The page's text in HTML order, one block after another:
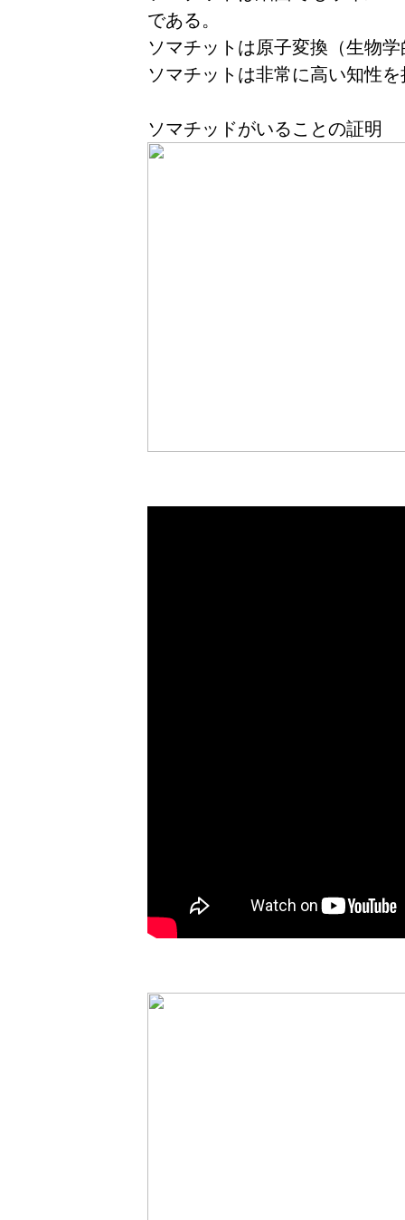
である。
ソマチットは原子変換（生物
ソマチットは非常に高い知性
ソマチッドがいることの証明